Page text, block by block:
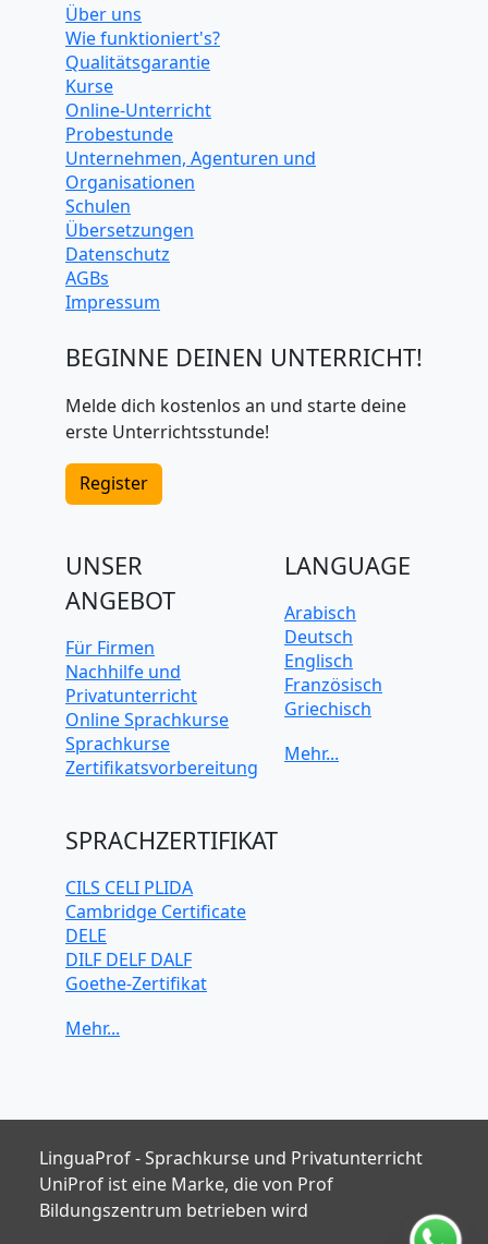
Über uns
Wie funktioniert's?
Qualitätsgarantie
Kurse
Online-Unterricht
Probestunde
Unternehmen, Agenturen und
Organisationen
Schulen
Übersetzungen
Datenschutz
AGBs
Impressum
BEGINNE DEINEN UNTERRICHT!
Melde dich kostenlos an und starte deine
erste Unterrichtsstunde!
Register
UNSER
ANGEBOT
Für Firmen
Nachhilfe und
Privatunterricht
Online Sprachkurse
Sprachkurse
Zertifikatsvorbereitung
LANGUAGE
Arabisch
Deutsch
Englisch
Französisch
Griechisch
Japanisch
SPRACHZERTIFIKAT
CILS CELI PLIDA
Cambridge Certificate
DELE
DILF DELF DALF
Goethe-Zertifikat
TELC
LinguaProf - Sprachkurse und Privatunterricht
UniProf ist eine Marke, die von Prof
Bildungszentrum betrieben wird